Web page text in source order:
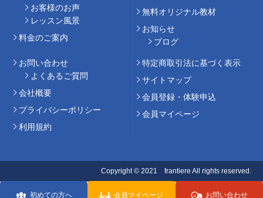
初めての方へ 会員マイページ お問い合わせ
お客様のお声
レッスン風景
料⾦のご案内
無料オリジナル教材
お知らせ
ブログ
お問い合わせ
よくあるご質問
会社概要
プライバシーポリシー
利用規約
特定商取引法に基づく表示
サイトマップ
会員登録・体験申込
会員マイページ
Copyright © 2021 frantiere All rights reserved.